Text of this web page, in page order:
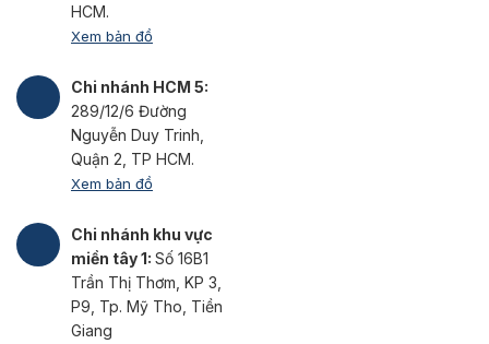
HCM.
Xem bản đồ
Chi nhánh HCM 5:
289/12/6 Đường
Nguyễn Duy Trinh,
Quận 2, TP HCM.
Xem bản đồ
Chi nhánh khu vực
miền tây 1: Số 16B1
Trần Thị Thơm, KP 3,
P9, Tp. Mỹ Tho, Tiền
Giang